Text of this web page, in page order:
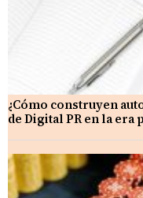
¿Cómo construyen
de Digital PR en la era